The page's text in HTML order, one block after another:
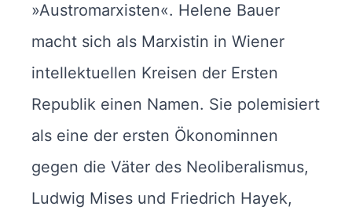
»Austromarxisten«. Helene Bauer
macht sich als Marxistin in Wiener
intellektuellen Kreisen der Ersten
Republik einen Namen. Sie polemisiert
als eine der ersten Ökonominnen
gegen die Väter des Neoliberalismus,
Ludwig Mises und Friedrich Hayek,